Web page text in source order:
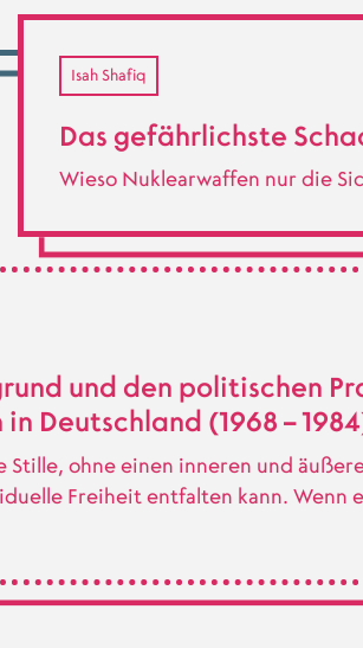
Isah Shafiq
Das gefährlichste
Wieso Nuklearwaffen nur die
und den politischen
Deutschland (1968 –
Stille, ohne einen inneren und
Freiheit entfalten kann. Wenn